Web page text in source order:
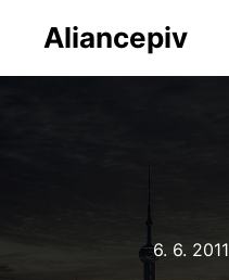
Aliancepiv
6. 6. 2011